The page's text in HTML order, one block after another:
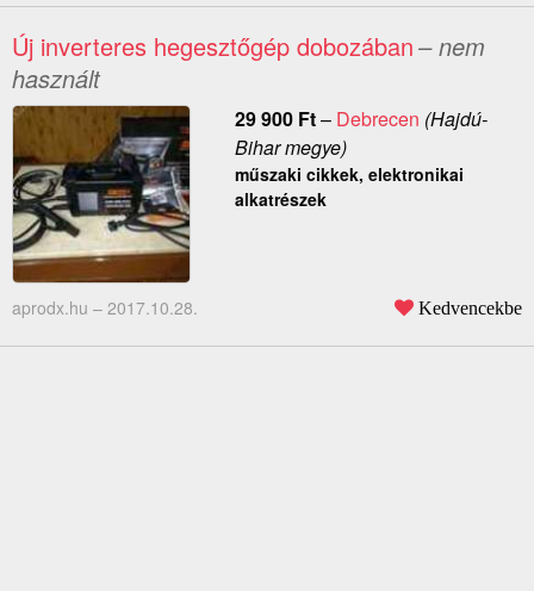
Új inverteres hegesztőgép dobozában– nem
használt
29 900 Ft– Debrecen (Hajdú-
Bihar megye)
műszaki cikkek, elektronikai
alkatrészek
aprodx.hu – 2017.10.28. Kedvencekbe